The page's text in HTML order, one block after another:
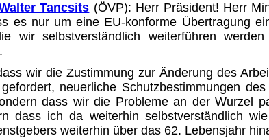
Tancsits (ÖVP): Herr Präsident! Herr
es nur um eine EU-konforme Übertragung
wir selbstverständlich weiterführen
wir die Zustimmung zur Änderung des
neuerliche Schutzbestimmungen
dass wir die Probleme an der Wurzel
dass ich da weiterhin selbstverständlich
wei­terhin über das 62. Lebensjahr